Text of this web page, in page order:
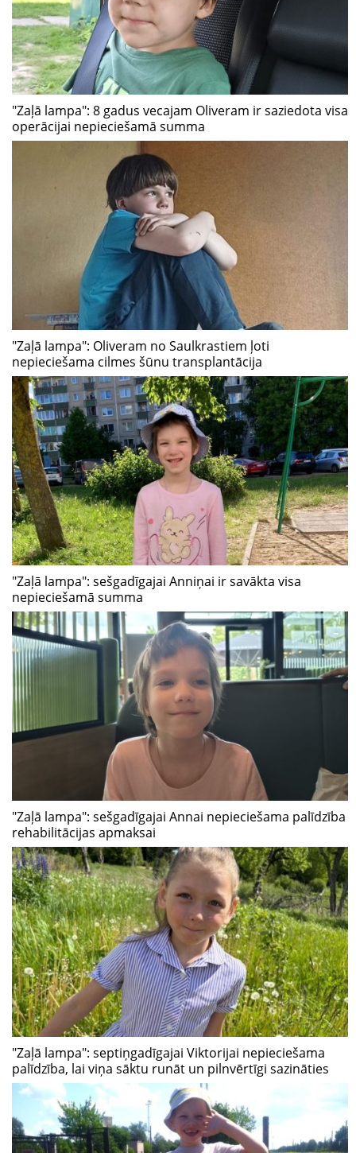
"Zaļā lampa": 8 gadus vecajam Oliveram ir saziedota visa
operācijai nepieciešamā summa
"Zaļā lampa": Oliveram no Saulkrastiem ļoti
nepieciešama cilmes šūnu transplantācija
"Zaļā lampa": sešgadīgajai Anniņai ir savākta visa
nepieciešamā summa
"Zaļā lampa": sešgadīgajai Annai nepieciešama palīdzība
rehabilitācijas apmaksai
"Zaļā lampa": septiņgadīgajai Viktorijai nepieciešama
palīdzība, lai viņa sāktu runāt un pilnvērtīgi sazināties